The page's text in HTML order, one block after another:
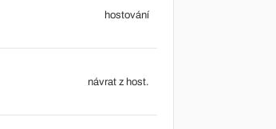
hostování
návrat z host.